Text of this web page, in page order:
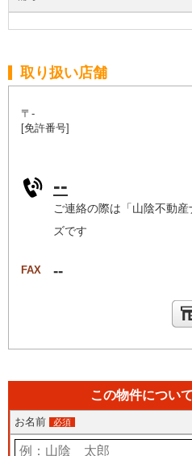
取り扱い店舗
〒-
[免許番号]
--
ご連絡の際は「山陰不動
ズです
FAX --